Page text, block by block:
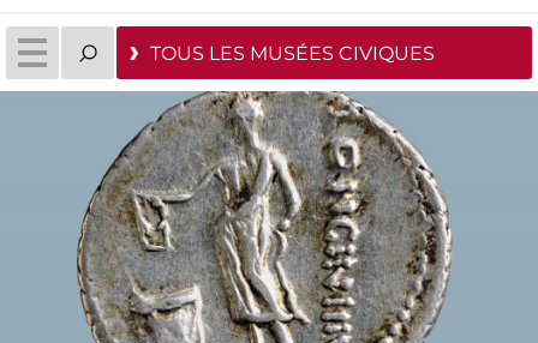
TOUS LES MUSÉES CIVIQUES